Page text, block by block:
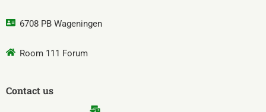
6708 PB Wageningen
Room 111 Forum
Contact us